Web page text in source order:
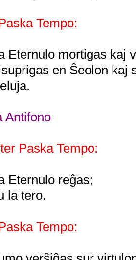
Tempo:
Eternulo mortigas kaj
en Ŝeolon kaj
Antifono
Paska Tempo:
Eternulo reĝas;
la tero.
Tempo: